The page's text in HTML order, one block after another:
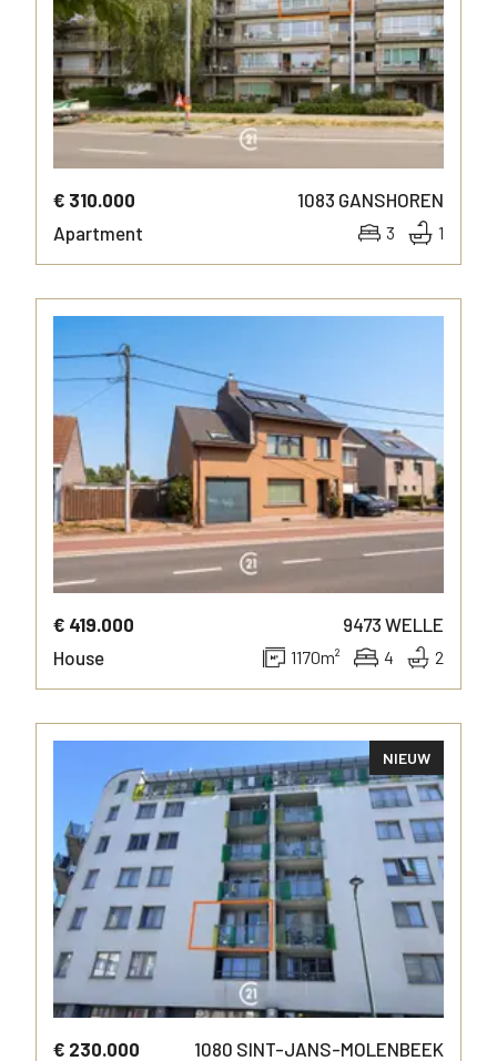
€ 310.000 1083 GANSHOREN
Apartment
3 1
MORE INFO
€ 419.000 9473 WELLE
House
1170m² 4 2
NIEUW
€ 230.000 1080 SINT-JANS-MOLENBEEK